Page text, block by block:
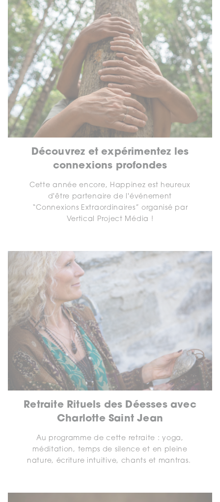
Découvrez et expérimentez les
connexions profondes
Cette année encore, Happinez est heureux
d'être partenaire de l'événement
“Connexions Extraordinaires” organisé par
Vertical Project Média !
Retraite Rituels des Déesses avec
Charlotte Saint Jean
Au programme de cette retraite : yoga,
méditation, temps de silence et en pleine
nature, écriture intuitive, chants et mantras.